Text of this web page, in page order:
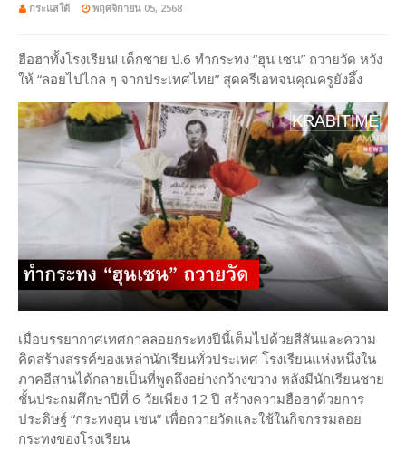
กระแสใต้ พฤศจิกายน 05, 2568
ฮือฮาทั้งโรงเรียน! เด็กชาย ป.6 ทำกระทง “ฮุน เซน” ถวายวัด หวัง
ให้ “ลอยไปไกล ๆ จากประเทศไทย” สุดครีเอทจนคุณครูยังอึ้ง
เมื่อบรรยากาศเทศกาลลอยกระทงปีนี้เต็มไปด้วยสีสันและความ
คิดสร้างสรรค์ของเหล่านักเรียนทั่วประเทศ โรงเรียนแห่งหนึ่งใน
ภาคอีสานได้กลายเป็นที่พูดถึงอย่างกว้างขวาง หลังมีนักเรียนชาย
ชั้นประถมศึกษาปีที่ 6 วัยเพียง 12 ปี สร้างความฮือฮาด้วยการ
ประดิษฐ์ “กระทงฮุน เซน” เพื่อถวายวัดและใช้ในกิจกรรมลอย
กระทงของโรงเรียน